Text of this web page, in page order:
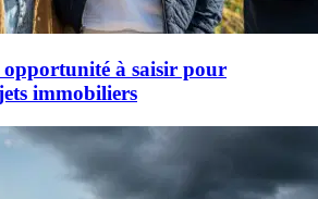
opportunité à saisir pour
immobiliers